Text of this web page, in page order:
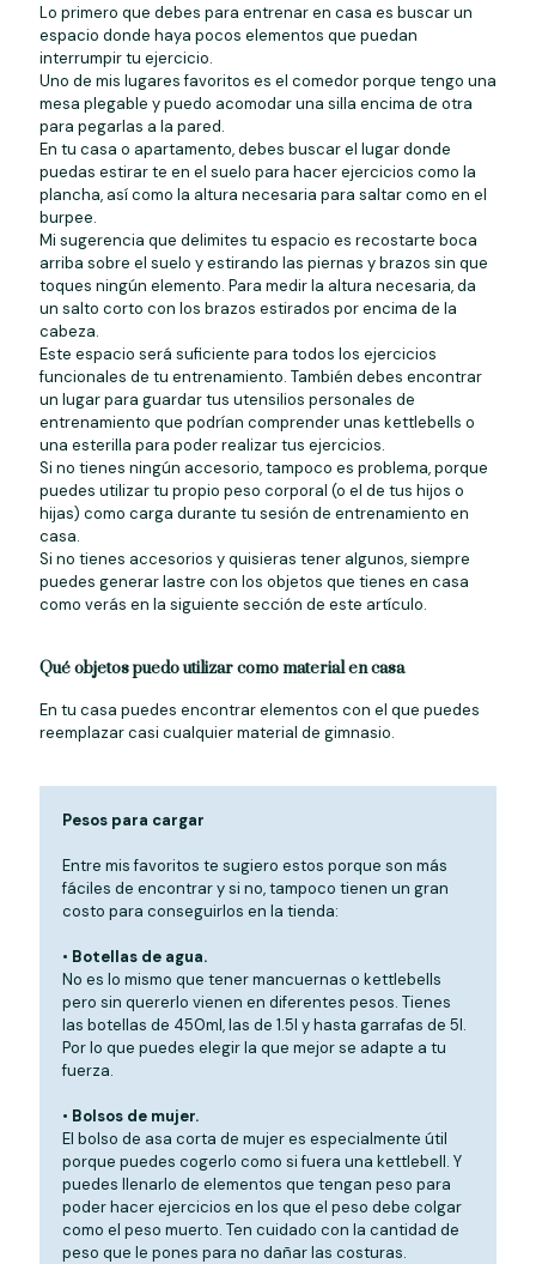
Lo primero que debes para entrenar en casa es buscar un
espacio donde haya pocos elementos que puedan
interrumpir tu ejercicio.
Uno de mis lugares favoritos es el comedor porque tengo una
mesa plegable y puedo acomodar una silla encima de otra
para pegarlas a la pared.
En tu casa o apartamento, debes buscar el lugar donde
puedas estirar te en el suelo para hacer ejercicios como la
plancha, así como la altura necesaria para saltar como en el
burpee.
Mi sugerencia que delimites tu espacio es recostarte boca
arriba sobre el suelo y estirando las piernas y brazos sin que
toques ningún elemento. Para medir la altura necesaria, da
un salto corto con los brazos estirados por encima de la
cabeza.
Este espacio será suficiente para todos los ejercicios
funcionales de tu entrenamiento. También debes encontrar
un lugar para guardar tus utensilios personales de
entrenamiento que podrían comprender unas kettlebells o
una esterilla para poder realizar tus ejercicios.
Si no tienes ningún accesorio, tampoco es problema, porque
puedes utilizar tu propio peso corporal (o el de tus hijos o
hijas) como carga durante tu sesión de entrenamiento en
casa.
Si no tienes accesorios y quisieras tener algunos, siempre
puedes generar lastre con los objetos que tienes en casa
como verás en la siguiente sección de este artículo.
Qué objetos puedo utilizar como material en casa
En tu casa puedes encontrar elementos con el que puedes
reemplazar casi cualquier material de gimnasio.
Pesos para cargar
Entre mis favoritos te sugiero estos porque son más
fáciles de encontrar y si no, tampoco tienen un gran
costo para conseguirlos en la tienda:
• Botellas de agua.
No es lo mismo que tener mancuernas o kettlebells
pero sin quererlo vienen en diferentes pesos. Tienes
las botellas de 450ml, las de 1.5l y hasta garrafas de 5l.
Por lo que puedes elegir la que mejor se adapte a tu
fuerza.
• Bolsos de mujer.
El bolso de asa corta de mujer es especialmente útil
porque puedes cogerlo como si fuera una kettlebell. Y
puedes llenarlo de elementos que tengan peso para
poder hacer ejercicios en los que el peso debe colgar
como el peso muerto. Ten cuidado con la cantidad de
peso que le pones para no dañar las costuras.